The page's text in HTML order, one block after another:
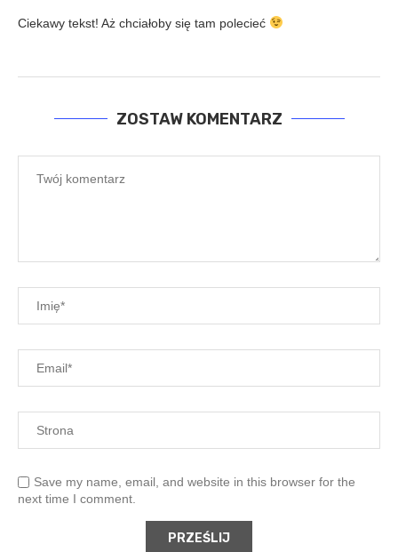
Ciekawy tekst! Aż chciałoby się tam polecieć
ZOSTAW KOMENTARZ
Save my name, email, and website in this browser for the
next time I comment.